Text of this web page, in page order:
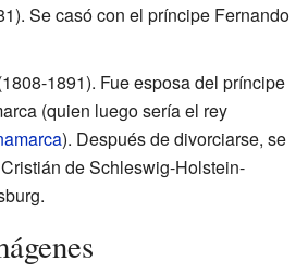
Se casó con el príncipe Fernando
1891). Fue esposa del príncipe
(quien luego sería el rey
). Después de divorciarse, se
de Schleswig-Holstein-